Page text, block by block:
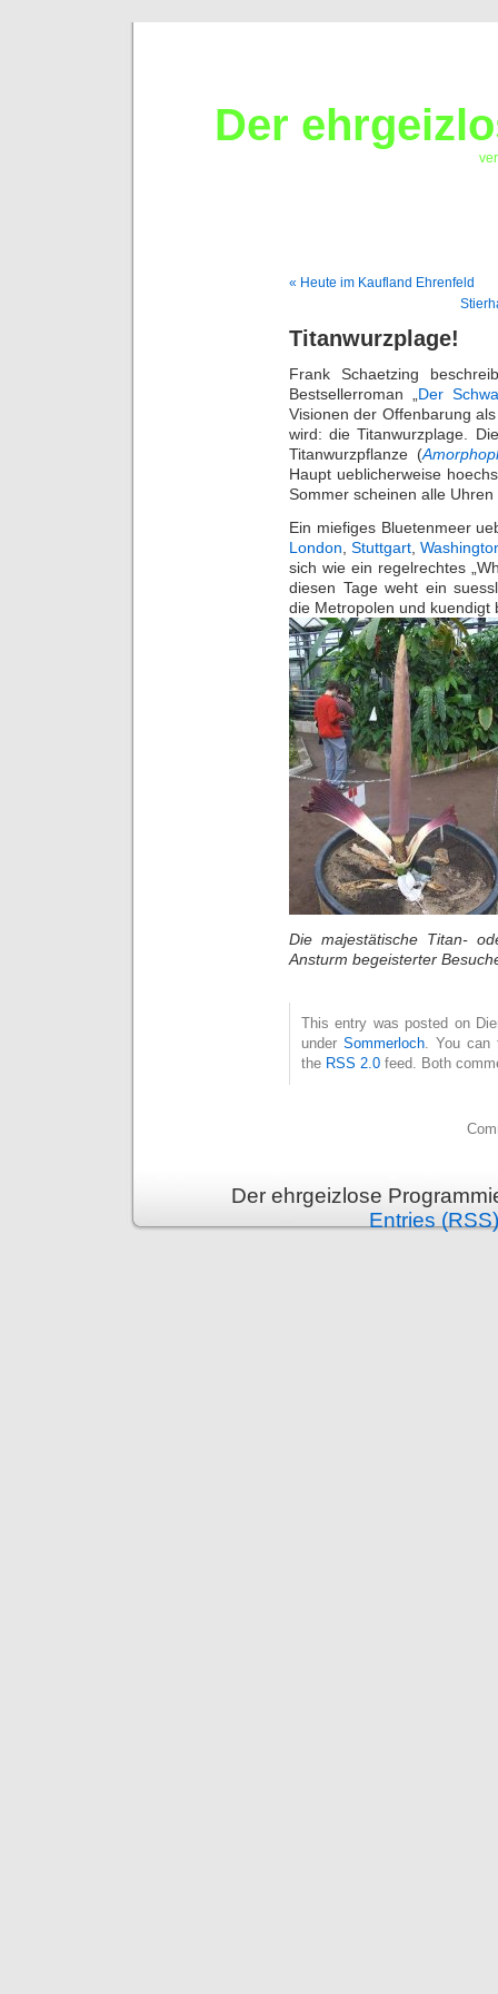
Der
« Heute im Kaufland Ehrenfeld
Titanwurzplage!
Frank Schaetzing
Bestsellerroman „ Der
Visionen der Offenbarung
wird: die Titanwurzplage.
Titanwurzpflanze (
Haupt ueblicherweise
Sommer scheinen alle
Ein miefiges Bluetenmeer
London ,Stuttgart ,
sich wie ein regelrechtes
diesen Tage weht ein
die Metropolen und kuendigt
Die majestätische Titan-
Ansturm begeisterter
This entry was posted on
under Sommerloch. You can
the RSS 2.0 feed. Both
Der ehrgeizlose
Entries (RSS)